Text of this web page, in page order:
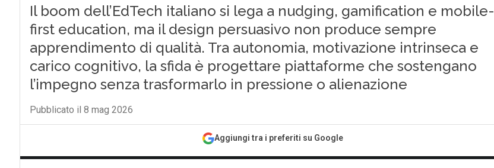
Il boom dell’EdTech italiano si lega a nudging, gamification e mobile-
first education, ma il design persuasivo non produce sempre
apprendimento di qualità. Tra autonomia, motivazione intrinseca e
carico cognitivo, la sfida è progettare piattaforme che sostengano
l’impegno senza trasformarlo in pressione o alienazione
Pubblicato il 8 mag 2026
Aggiungi tra i preferiti su Google